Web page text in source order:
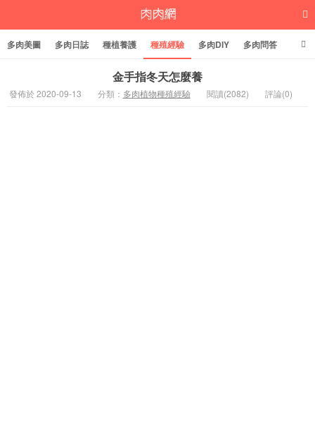
多肉美圖 多肉日誌 種植養護 種殖經驗 多肉DIY 多肉問答
金手指冬天怎麼養
發佈於 2020-09-13 分類： 多肉植物種殖經驗 閱讀(2082) 評論(0)